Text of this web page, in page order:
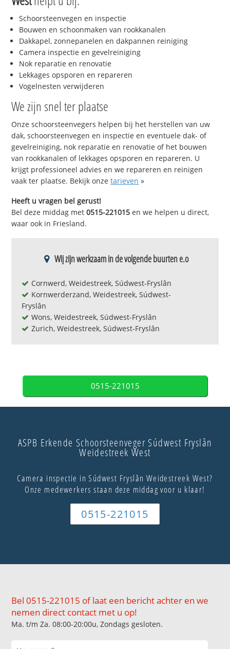
Schoorsteenvegen en inspectie
Bouwen en schoonmaken van rookkanalen
Dakkapel, zonnepanelen en dakpannen reiniging
Camera inspectie en gevelreiniging
Nok reparatie en renovatie
Lekkages opsporen en repareren
Vogelnesten verwijderen
We zijn snel ter plaatse
Onze schoorsteenvegers helpen bij het herstellen van uw
dak, schoorsteenvegen en inspectie en eventuele dak- of
gevelreiniging, nok reparatie en renovatie of het bouwen
van rookkanalen of lekkages opsporen en repareren. U
krijgt professioneel advies en we repareren en reinigen
vaak ter plaatse. Bekijk onzetarieven »
Heeft u vragen bel gerust!
Bel deze middag met0515-221015 en we helpen u direct,
waar ook in Friesland.
Wij zijn werkzaam in de volgende buurten e.o
Cornwerd, Weidestreek, Súdwest-Fryslân
Kornwerderzand, Weidestreek, Súdwest-
Fryslân
Wons, Weidestreek, Súdwest-Fryslân
Zurich, Weidestreek, Súdwest-Fryslân
0515-221015
ASPB Erkende Schoorsteenveger Súdwest Fryslân
Weidestreek West
Camera inspectie in Súdwest Fryslân Weidestreek West?
Onze medewerkers staan deze middag voor u klaar!
0515-221015
Bel 0515-221015 of laat een bericht achter en we
nemen direct contact met u op!
Ma. t/m Za. 08:00-20:00u, Zondags gesloten.